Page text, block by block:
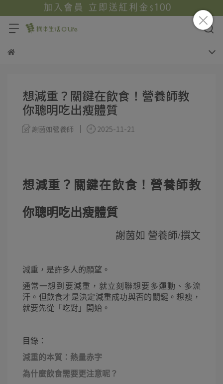
想減重？關鍵在飲食！營養師教
你聰明吃出瘦體質
謝茵如營養師 2025-11-21
想減重？關鍵在飲食！營養師教
你聰明吃出瘦體質
謝茵如 營養師/撰文
減重，是許多人的願望。
通常一想到要減重，就立刻聯想要多運動、多流
汗。但飲食才是決定減重成功與否的關鍵。想瘦，
就要先從「吃對」開始。
目錄：
減重的本質：熱量赤字
為什麼飲食需要更注意呢？